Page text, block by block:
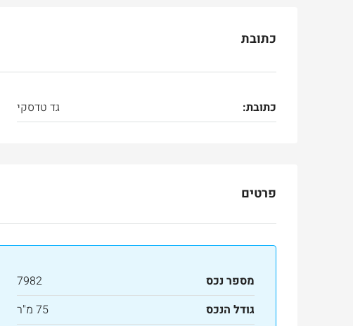
כתובת
כתובת: גד טדסקי
פרטים
מספר נכס 7982
גודל הנכס
75 מ"ר